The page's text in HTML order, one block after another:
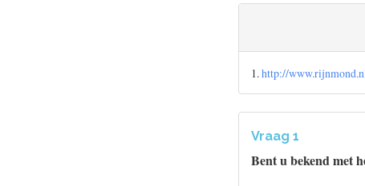
1.http://
Vraag 1
Bent u bekend met